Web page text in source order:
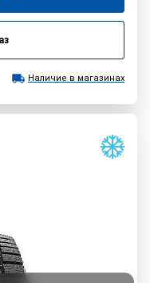
Наличие в магазинах